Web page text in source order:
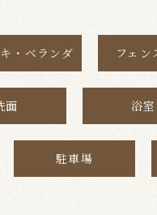
・ベランダ フェン
面 浴室
駐車場